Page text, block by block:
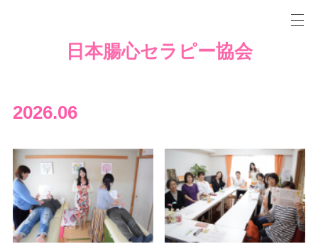
日本腸心セラピー協会
2026.06